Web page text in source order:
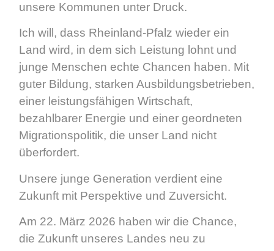
unsere Kommunen unter Druck.
Ich will, dass Rheinland-Pfalz wieder ein
Land wird, in dem sich Leistung lohnt und
junge Menschen echte Chancen haben. Mit
guter Bildung, starken Ausbildungsbetrieben,
einer leistungsfähigen Wirtschaft,
bezahlbarer Energie und einer geordneten
Migrationspolitik, die unser Land nicht
überfordert.
Unsere junge Generation verdient eine
Zukunft mit Perspektive und Zuversicht.
Am 22. März 2026 haben wir die Chance,
die Zukunft unseres Landes neu zu